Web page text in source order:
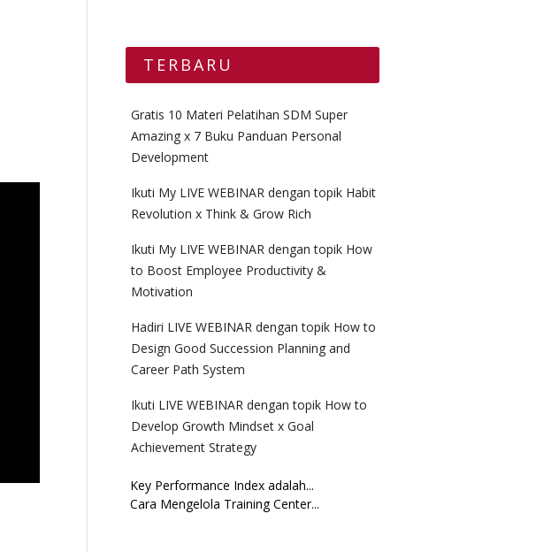
TERBARU
Gratis 10 Materi Pelatihan SDM Super
Amazing x 7 Buku Panduan Personal
Development
Ikuti My LIVE WEBINAR dengan topik Habit
Revolution x Think & Grow Rich
Ikuti My LIVE WEBINAR dengan topik How
to Boost Employee Productivity &
Motivation
Hadiri LIVE WEBINAR dengan topik How to
Design Good Succession Planning and
Career Path System
Ikuti LIVE WEBINAR dengan topik How to
Develop Growth Mindset x Goal
Achievement Strategy
Key Performance Index adalah...
Cara Mengelola Training Center...